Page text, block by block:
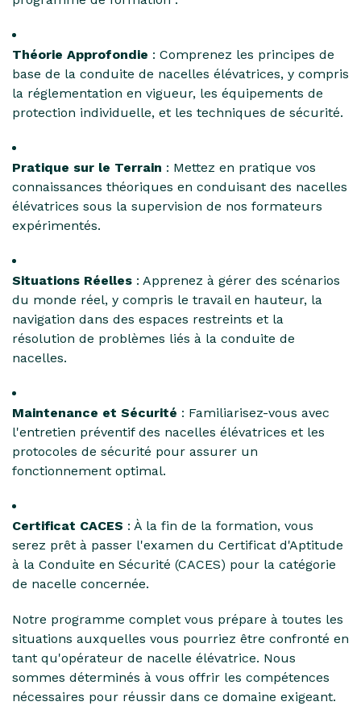
Théorie Approfondie : Comprenez les principes de
base de la conduite de nacelles élévatrices, y compris
la réglementation en vigueur, les équipements de
protection individuelle, et les techniques de sécurité.
Pratique sur le Terrain : Mettez en pratique vos
connaissances théoriques en conduisant des nacelles
élévatrices sous la supervision de nos formateurs
expérimentés.
Situations Réelles : Apprenez à gérer des scénarios
du monde réel, y compris le travail en hauteur, la
navigation dans des espaces restreints et la
résolution de problèmes liés à la conduite de
nacelles.
Maintenance et Sécurité : Familiarisez-vous avec
l'entretien préventif des nacelles élévatrices et les
protocoles de sécurité pour assurer un
fonctionnement optimal.
Certificat CACES : À la fin de la formation, vous
serez prêt à passer l'examen du Certificat d'Aptitude
à la Conduite en Sécurité (CACES) pour la catégorie
de nacelle concernée.
Notre programme complet vous prépare à toutes les
situations auxquelles vous pourriez être confronté en
tant qu'opérateur de nacelle élévatrice. Nous
sommes déterminés à vous offrir les compétences
nécessaires pour réussir dans ce domaine exigeant.